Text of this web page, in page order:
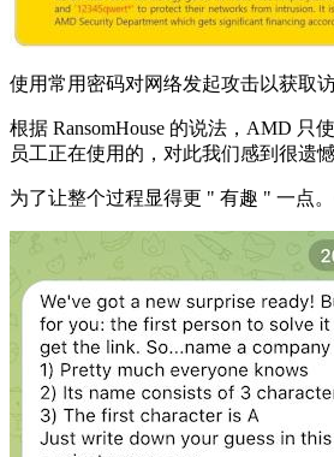
使用常用密码对网络发起攻击以获取
根据 RansomHouse 的说法，AMD 只
员工正在使用的，对此我们感到很遗
为了让整个过程显得更 " 有趣 " 一点